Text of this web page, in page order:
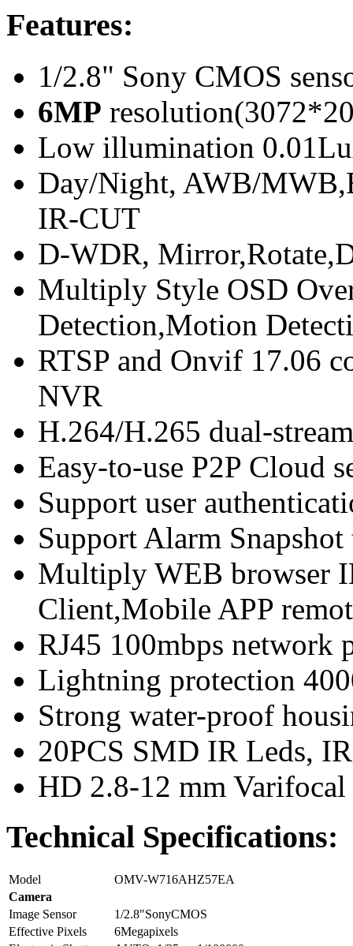
Features:
1/2.8" Sony CMOS
6MP
Low illumination
Day/Night, AWB/
IR-CUT
D-WDR,
Multiply Style OSD
Detection,Motion
RTSP and Onvif 17.06
NVR
H.264/H.265 dual-
Easy-to-use P2P Cloud
Support user
Support Alarm
Multiply WEB browser
Client,Mobile APP
RJ45 100mbps network
Lightning protection
Strong water-proof
20PCS SMD IR Leds,
HD 2.8-12 mm Varifocal
Technical Specifications:
Model
OMV-W716AHZ57EA
Camera
Image Sensor
1/2.8"SonyCMOS
Effective Pixels
6Megapixels